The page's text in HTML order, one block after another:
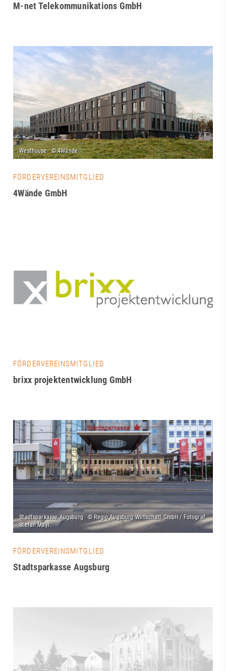
M-net Telekommunikations GmbH
FÖRDERVEREINSMITGLIED
4Wände GmbH
FÖRDERVEREINSMITGLIED
brixx projektentwicklung GmbH
FÖRDERVEREINSMITGLIED
Stadtsparkasse Augsburg